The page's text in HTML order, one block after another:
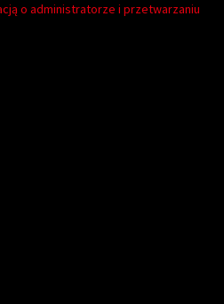
o administratorze i przetwarzaniu